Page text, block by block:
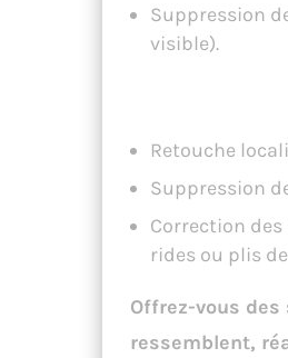
Suppression
visible).
Retouche
Suppression
Correction
rides ou plis
Offrez-vous
ressemblent,